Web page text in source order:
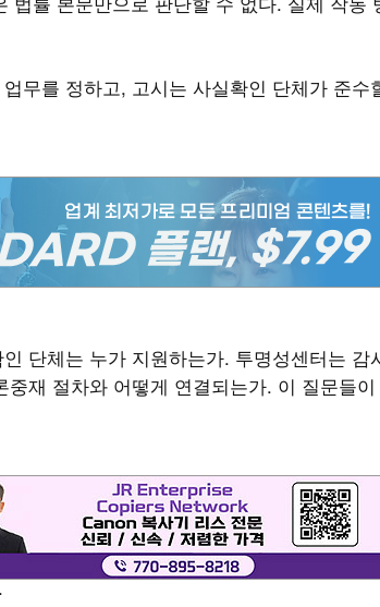
무를 정하고, 고시는 사실확인 단체가 준수
단체는 누가 지원하는가. 투명성센터는 감
재 절차와 어떻게 연결되는가. 이 질문들이